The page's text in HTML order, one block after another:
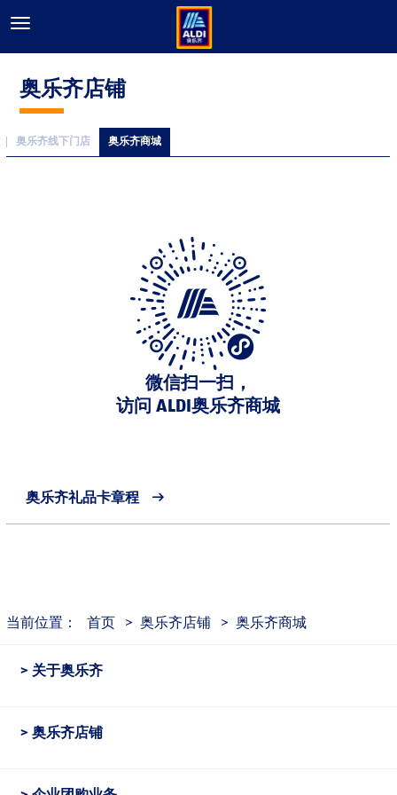
奥乐齐店铺
奥乐齐线下门店 奥乐齐商城
微信扫一扫，
访问 ALDI奥乐齐商城
奥乐齐礼品卡章程
当前位置： 首页 > 奥乐齐店铺 > 奥乐齐商城
关于奥乐齐
奥乐齐店铺